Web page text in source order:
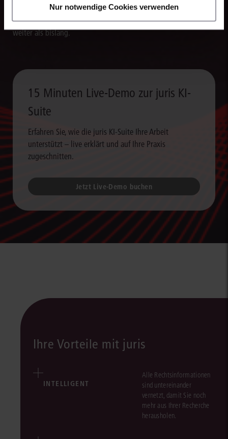
Nur notwendige Cookies verwenden
Schriftsätze, Stellungnahmen und andere Dokumente. So
verarbeiten Sie Rechercheergebnisse um ein Vielfaches schneller
weiter als bislang.
15 Minuten Live-Demo zur juris KI-
Suite
Erfahren Sie, wie die juris KI-Suite Ihre Arbeit
unterstützt – live erklärt und auf Ihre Praxis
zugeschnitten.
Jetzt Live-Demo buchen
Ihre Vorteile mit juris
INTELLIGENT
Alle Rechtsinformationen
sind untereinander
vernetzt, damit Sie noch
mehr aus Ihrer Recherche
herausholen.